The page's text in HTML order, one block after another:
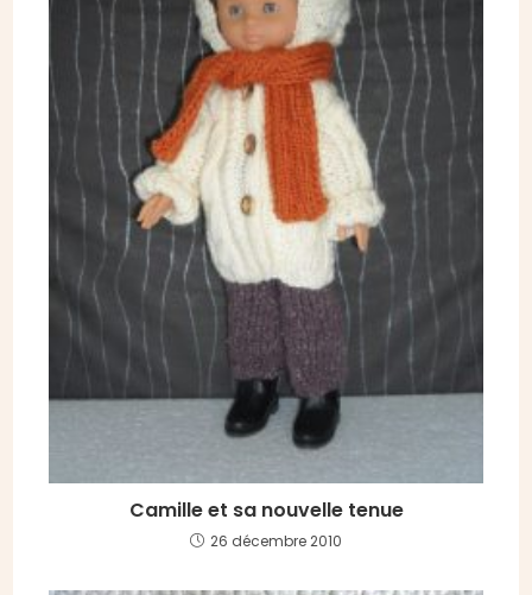
Camille et sa nouvelle tenue
26 décembre 2010